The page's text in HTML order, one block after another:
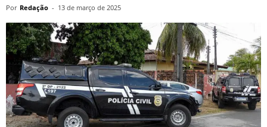
Por Redação - 13 de março de 2025